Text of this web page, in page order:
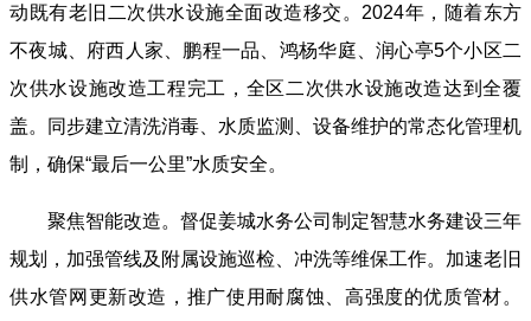
动既有老旧二次供水设施全面改造移交。2024年，随着东方
不夜城、府西人家、鹏程一品、鸿杨华庭、润心亭5个小区二
次供水设施改造工程完工，全区二次供水设施改造达到全覆
盖。同步建立清洗消毒、水质监测、设备维护的常态化管理机
制，确保“最后一公里”水质安全。
聚焦智能改造。督促姜城水务公司制定智慧水务建设三年
规划，加强管线及附属设施巡检、冲洗等维保工作。加速老旧
供水管网更新改造，推广使用耐腐蚀、高强度的优质管材。